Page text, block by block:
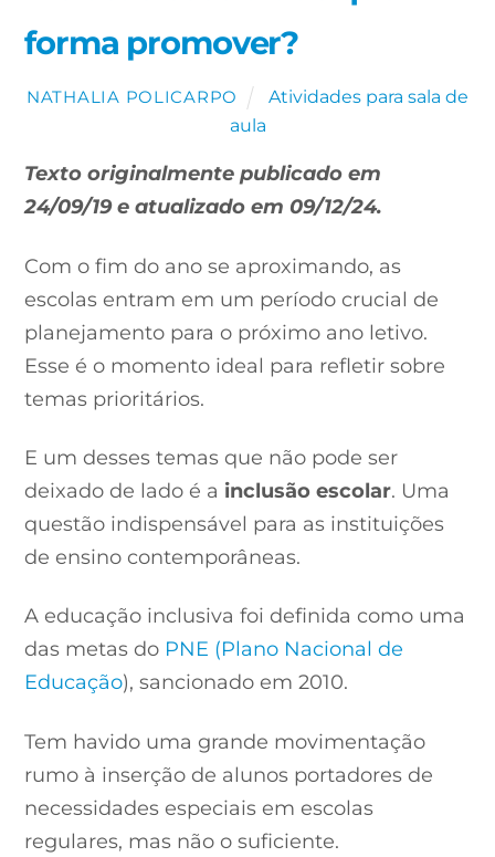
forma promover?
NATHALIA POLICARPO
Atividades para sala de
aula
Texto originalmente publicado em
24/09/19 e atualizado em 09/12/24.
Com o fim do ano se aproximando, as
escolas entram em um período crucial de
planejamento para o próximo ano letivo.
Esse é o momento ideal para refletir sobre
temas prioritários.
E um desses temas que não pode ser
deixado de lado é a inclusão escolar. Uma
questão indispensável para as instituições
de ensino contemporâneas.
A educação inclusiva foi definida como uma
das metas do PNE (Plano Nacional de
Educação), sancionado em 2010.
Tem havido uma grande movimentação
rumo à inserção de alunos portadores de
necessidades especiais em escolas
regulares, mas não o suficiente.